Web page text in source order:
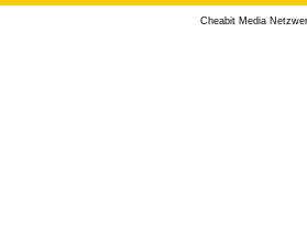
Cheabit Media